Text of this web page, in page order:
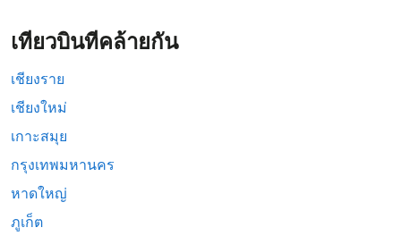
เที่ยวบินที่คล้ายกัน
เชียงราย
เชียงใหม่
เกาะสมุย
กรุงเทพมหานคร
หาดใหญ่
ภูเก็ต